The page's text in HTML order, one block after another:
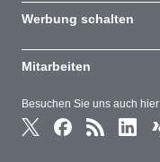
Besuchen Sie uns auch hier
Werbung schalten
Mitarbeiten